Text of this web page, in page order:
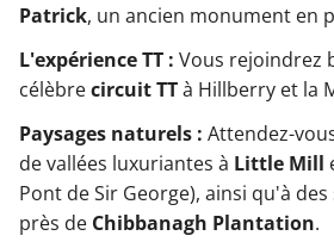
Patrick, un ancien monument en
L'expérience TT : Vous rejoindrez
célèbrecircuit TTà Hillberry et la
Paysages naturels : Attendez-
de vallées luxuriantes à Little Mill
Pont de Sir George), ainsi qu'à
près de Chibbanagh Plantation.